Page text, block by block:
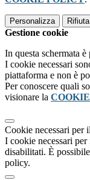
Personalizza
Gestione cookie
In questa schermata
I cookie necessari
piattaforma e non è
Per conoscere quali
visionare la
Cookie necessari per
I cookie necessari
disabilitati. È
policy.